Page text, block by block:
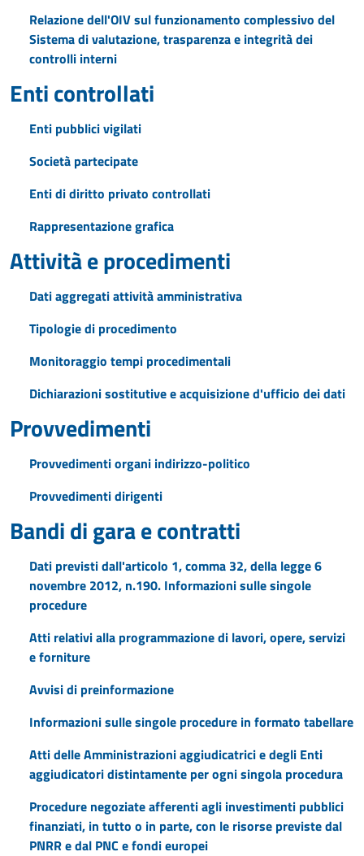
Relazione dell'OIV sul funzionamento complessivo del
Sistema di valutazione, trasparenza e integrità dei
controlli interni
Enti controllati
Enti pubblici vigilati
Società partecipate
Enti di diritto privato controllati
Rappresentazione grafica
Attività e procedimenti
Dati aggregati attività amministrativa
Tipologie di procedimento
Monitoraggio tempi procedimentali
Dichiarazioni sostitutive e acquisizione d'ufficio dei dati
Provvedimenti
Provvedimenti organi indirizzo-politico
Provvedimenti dirigenti
Bandi di gara e contratti
Dati previsti dall'articolo 1, comma 32, della legge 6
novembre 2012, n.190. Informazioni sulle singole
procedure
Atti relativi alla programmazione di lavori, opere, servizi
e forniture
Avvisi di preinformazione
Informazioni sulle singole procedure in formato tabellare
Atti delle Amministrazioni aggiudicatrici e degli Enti
aggiudicatori distintamente per ogni singola procedura
Procedure negoziate afferenti agli investimenti pubblici
finanziati, in tutto o in parte, con le risorse previste dal
PNRR e dal PNC e fondi europei